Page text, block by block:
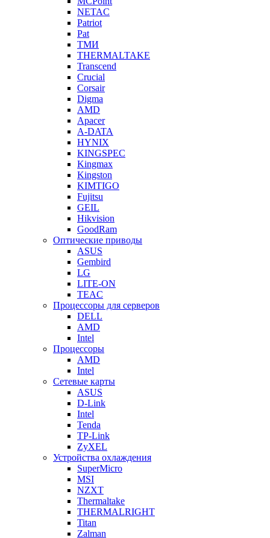
NETAC
Patriot
Pat
ТМИ
THERMALTAKE
Transcend
Crucial
Corsair
Digma
AMD
Apacer
A-DATA
HYNIX
KINGSPEC
Kingmax
Kingston
KIMTIGO
Fujitsu
GEIL
Hikvision
GoodRam
Оптические приводы
ASUS
Gembird
LG
LITE-ON
TEAC
Процессоры для серверов
DELL
AMD
Intel
Процессоры
AMD
Intel
Сетевые карты
ASUS
D-Link
Intel
Tenda
TP-Link
ZyXEL
Устройства охлаждения
SuperMicro
MSI
NZXT
Thermaltake
THERMALRIGHT
Titan
Zalman